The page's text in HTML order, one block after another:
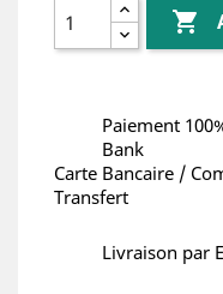

Paiement
Bank
Carte Bancaire /
Transfert
Livraison par